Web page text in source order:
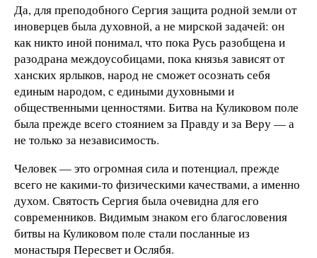
Да, для преподобного Сергия защита родной земли от
иноверцев была духовной, а не мирской задачей: он
как никто иной понимал, что пока Русь разобщена и
разодрана междоусобицами, пока князья зависят от
ханских ярлыков, народ не сможет осознать себя
единым народом, с едиными духовными и
общественными ценностями. Битва на Куликовом поле
была прежде всего стоянием за Правду и за Веру — а
не только за независимость.
Человек — это огромная сила и потенциал, прежде
всего не какими-то физическими качествами, а именно
духом. Святость Сергия была очевидна для его
современников. Видимым знаком его благословения
битвы на Куликовом поле стали посланные из
монастыря Пересвет и Ослябя.